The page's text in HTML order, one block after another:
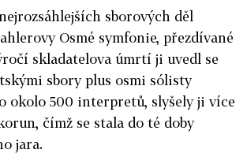
sborových děl
Osmé symfonie, přezdívané
skladatelova úmrtí ji uvedl se
sbory plus osmi sólisty
okolo 500 interpretů, slyšely ji více
čímž se stala do té doby
jara.